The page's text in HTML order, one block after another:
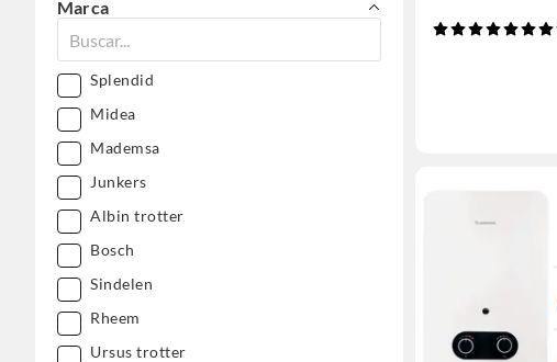
Marca
Splendid
Midea
Mademsa
Junkers
Albin trotter
Bosch
Sindelen
Rheem
Ursus trotter